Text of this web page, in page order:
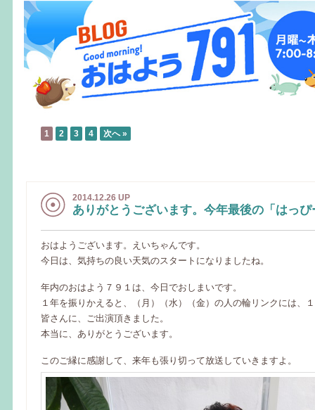
1 2 3 4 次へ »
2014.12.26 UP
ありがとうございます。今年最後の「はっ
おはようございます。えいちゃんです。
今日は、気持ちの良い天気のスタートになりましたね。
年内のおはよう７９１は、今日でおしまいです。
１年を振りかえると、（月）（水）（金）の人の輪リンクには、
皆さんに、ご出演頂きました。
本当に、ありがとうございます。
このご縁に感謝して、来年も張り切って放送していきますよ。